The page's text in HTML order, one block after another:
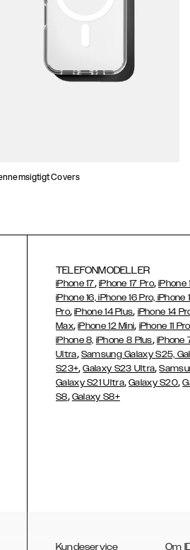
Covers
TELEFONMODELLER
iPhone 17, iPhone 17 Pro,iPhone
iPhone 16, iPhone 16 Pro, iPhone
Pro,iPhone 14 Plus, iPhone 14
Max,iPhone 12 Mini, iPhone 11
iPhone 8, iPhone 8 Plus, iPhone
Ultra, Samsung Galaxy S25,
S23+,Galaxy S23 Ultra,
Galaxy S21 Ultra,Galaxy S20,
S8, Galaxy S8+
Kundeservice Om